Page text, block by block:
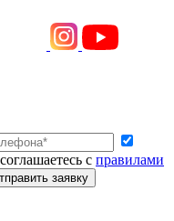
с правилами
заявку